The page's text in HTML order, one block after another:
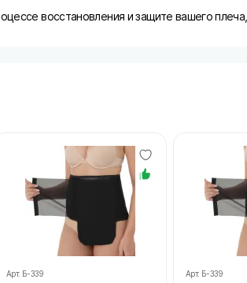
восстановления и защите вашего
Арт. Б-339 Арт. Б-339